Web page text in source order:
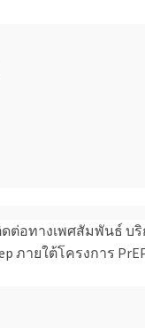
อทางเพศสัมพันธ์ บ
ายใต้โครงการ